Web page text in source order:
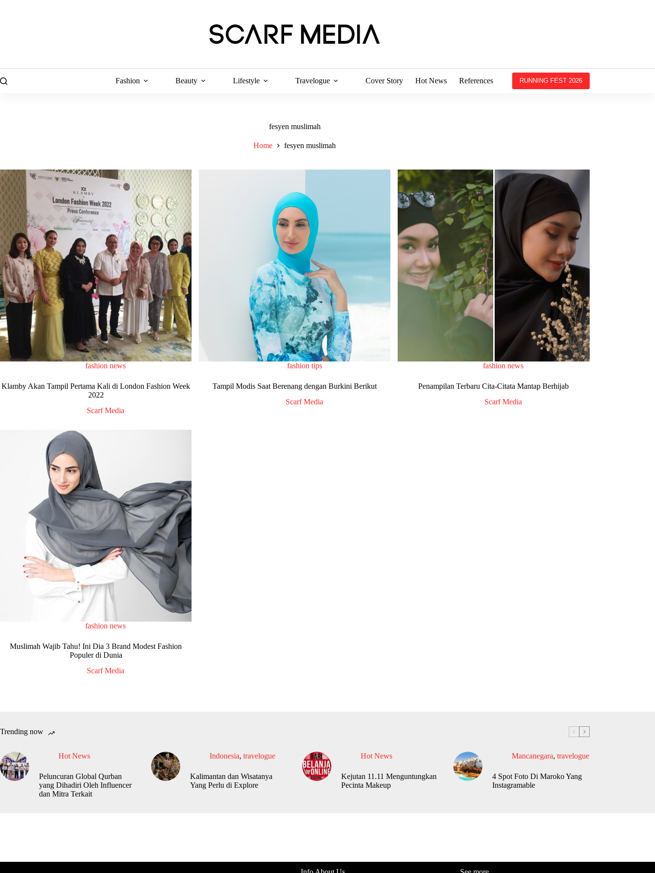
Fashion Beauty Lifestyle Travelogue Cover Story Hot News References RUNNING FEST 2026
fesyen muslimah
Home fesyen muslimah
fashion news
Klamby Akan Tampil Pertama Kali di London Fashion Week
2022
Scarf Media
fashion tips
Tampil Modis Saat Berenang dengan Burkini Berikut
Scarf Media
fashion news
Penampilan Terbaru Cita-Citata Mantap Berhijab
Scarf Media
fashion news
Muslimah Wajib Tahu! Ini Dia 3 Brand Modest Fashion
Populer di Dunia
Scarf Media
Trending now
Hot News
Peluncuran Global Qurban
yang Dihadiri Oleh Influencer
dan Mitra Terkait
Indonesia, travelogue
Kalimantan dan Wisatanya
Yang Perlu di Explore
Hot News
Kejutan 11.11 Menguntungkan
Pecinta Makeup
Mancanegara, travelogue
4 Spot Foto Di Maroko Yang
Instagramable